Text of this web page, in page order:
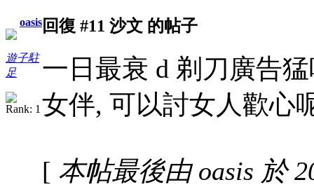
oasis
遊子駐
足
回復 #11 沙文 的帖子
一日最衰 d 剃刀廣告
女伴, 可以討女人歡心
[ 本帖最後由 oasis 於